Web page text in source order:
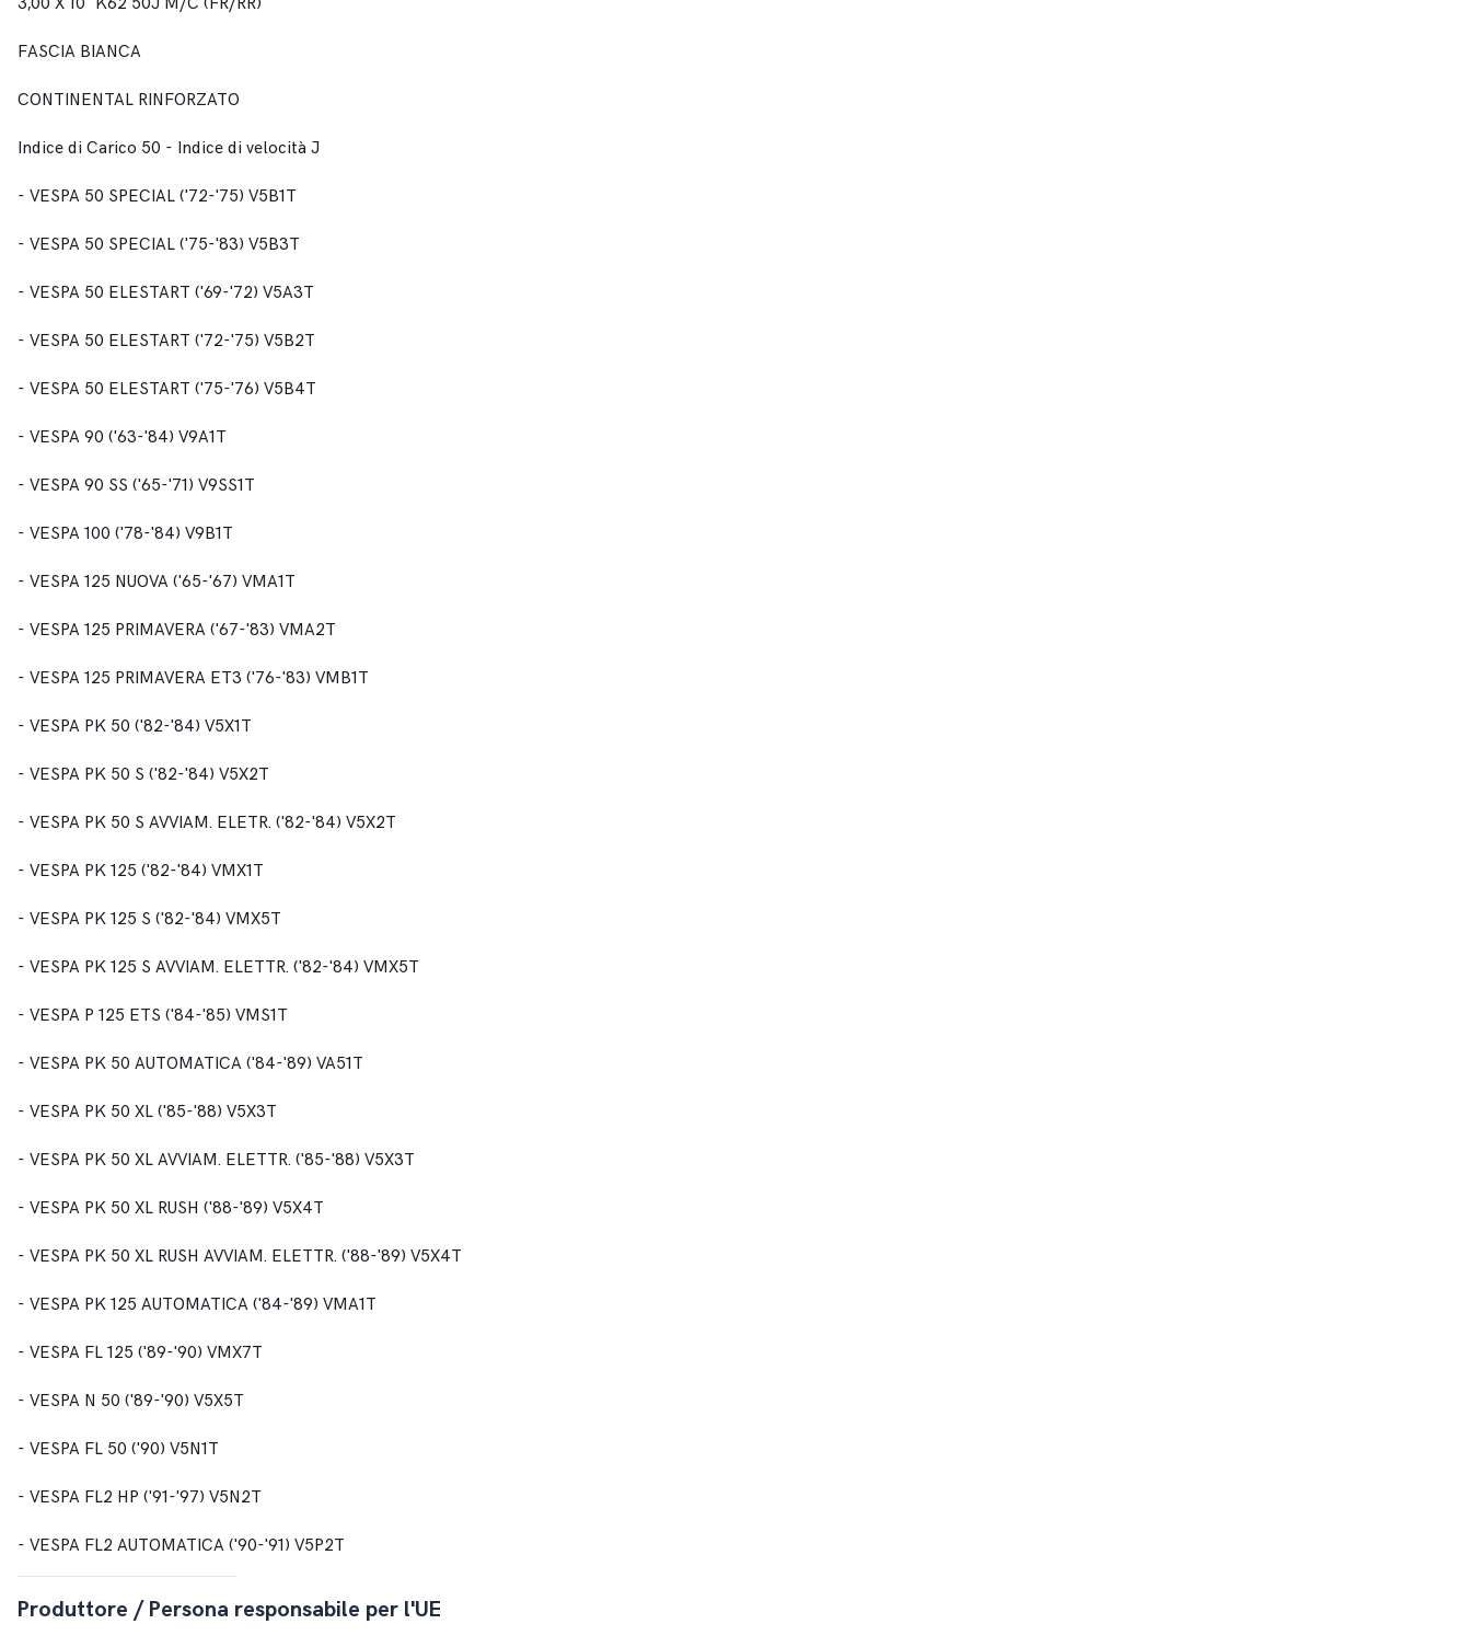
FASCIA BIANCA
CONTINENTAL RINFORZATO
Indice di Carico 50 - Indice di velocità J
- VESPA 50 SPECIAL ('72-'75) V5B1T
- VESPA 50 SPECIAL ('75-'83) V5B3T
- VESPA 50 ELESTART ('69-'72) V5A3T
- VESPA 50 ELESTART ('72-'75) V5B2T
- VESPA 50 ELESTART ('75-'76) V5B4T
- VESPA 90 ('63-'84) V9A1T
- VESPA 90 SS ('65-'71) V9SS1T
- VESPA 100 ('78-'84) V9B1T
- VESPA 125 NUOVA ('65-'67) VMA1T
- VESPA 125 PRIMAVERA ('67-'83) VMA2T
- VESPA 125 PRIMAVERA ET3 ('76-'83) VMB1T
- VESPA PK 50 ('82-'84) V5X1T
- VESPA PK 50 S ('82-'84) V5X2T
- VESPA PK 50 S AVVIAM. ELETR. ('82-'84) V5X2T
- VESPA PK 125 ('82-'84) VMX1T
- VESPA PK 125 S ('82-'84) VMX5T
- VESPA PK 125 S AVVIAM. ELETTR. ('82-'84) VMX5T
- VESPA P 125 ETS ('84-'85) VMS1T
- VESPA PK 50 AUTOMATICA ('84-'89) VA51T
- VESPA PK 50 XL ('85-'88) V5X3T
- VESPA PK 50 XL AVVIAM. ELETTR. ('85-'88) V5X3T
- VESPA PK 50 XL RUSH ('88-'89) V5X4T
- VESPA PK 50 XL RUSH AVVIAM. ELETTR. ('88-'89) V5X4T
- VESPA PK 125 AUTOMATICA ('84-'89) VMA1T
- VESPA FL 125 ('89-'90) VMX7T
- VESPA N 50 ('89-'90) V5X5T
- VESPA FL 50 ('90) V5N1T
- VESPA FL2 HP ('91-'97) V5N2T
- VESPA FL2 AUTOMATICA ('90-'91) V5P2T
Produttore / Persona responsabile per l'UE